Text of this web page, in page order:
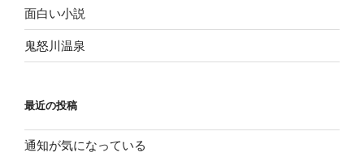
面白い小説
鬼怒川温泉
最近の投稿
通知が気になっている